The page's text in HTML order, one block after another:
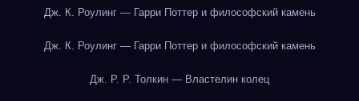
Дж. К. Роулинг — Гарри Поттер и философский камень
Дж. К. Роулинг — Гарри Поттер и философский камень
Дж. Р. Р. Толкин — Властелин колец